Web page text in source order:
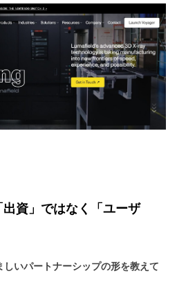
資」ではなく「ユーザ
いパートナーシップの形を教えて